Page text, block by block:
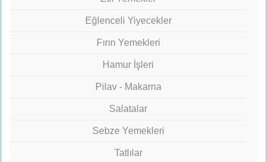
Eğlenceli Yiyecekler
Fırın Yemekleri
Hamur İşleri
Pilav - Makarna
Salatalar
Sebze Yemekleri
Tatlılar